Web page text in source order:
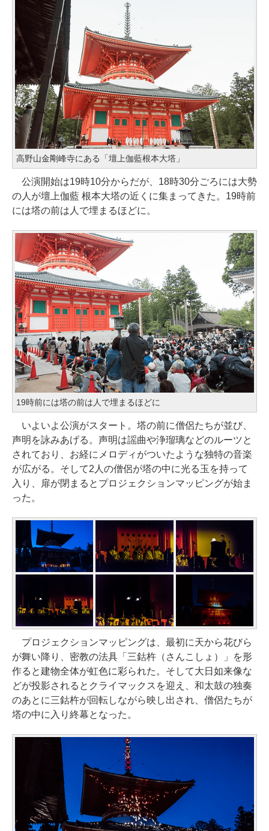
高野山金剛峰寺にある「壇上伽藍根本大塔」
公演開始は19時10分からだが、18時30分ごろには大勢
の人が壇上伽藍 根本大塔の近くに集まってきた。19時前
には塔の前は人で埋まるほどに。
19時前には塔の前は人で埋まるほどに
いよいよ公演がスタート。塔の前に僧侶たちが並び、
声明を詠みあげる。声明は謡曲や浄瑠璃などのルーツと
されており、お経にメロディがついたような独特の音楽
が広がる。そして2人の僧侶が塔の中に光る玉を持って
入り、扉が閉まるとプロジェクションマッピングが始ま
った。
プロジェクションマッピングは、最初に天から花びら
が舞い降り、密教の法具「三鈷杵（さんこしょ）」を形
作ると建物全体が虹色に彩られた。そして大日如来像な
どが投影されるとクライマックスを迎え、和太鼓の独奏
のあとに三鈷杵が回転しながら映し出され、僧侶たちが
塔の中に入り終幕となった。